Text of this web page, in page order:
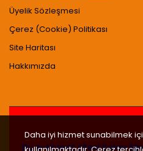
Üyelik Sözleşmesi
Çerez (Cookie) Politikası
Site Haritası
Hakkımızda
Bu e-ticaret sitesiKolay
Daha iyi hizmet sunabilmek